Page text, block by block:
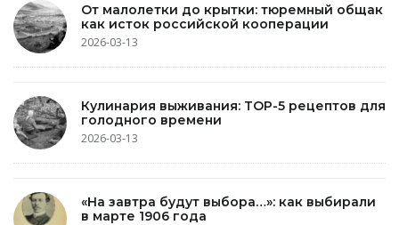
От малолетки до крытки: тюремный общак
как исток российской кооперации
2026-03-13
Кулинария выживания: TOP-5 рецептов для
голодного времени
2026-03-13
«На завтра будут выбора…»: как выбирали
в марте 1906 года